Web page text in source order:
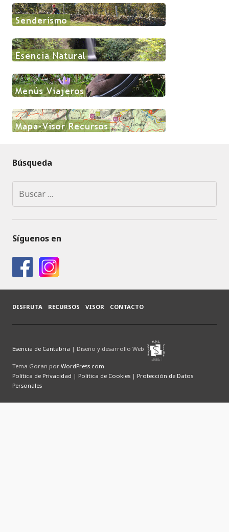
Búsqueda
Síguenos en
DISFRUTA RECURSOS VISOR CONTACTO
Esencia de Cantabria | Diseño y desarrollo Web
Tema Goran por WordPress.com
Política de Privacidad | Política de Cookies | Protección de Datos
Personales